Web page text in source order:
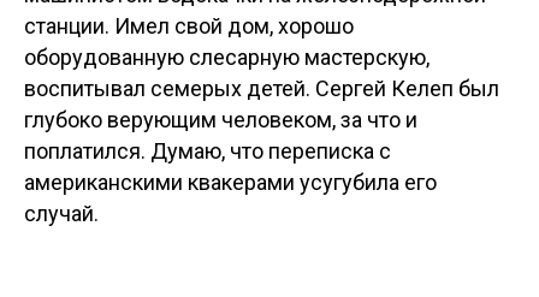
станции. Имел свой дом, хорошо
оборудованную слесарную мастерскую,
воспитывал семерых детей. Сергей Келеп был
глубоко верующим человеком, за что и
поплатился. Думаю, что переписка с
американскими квакерами усугубила его
случай.